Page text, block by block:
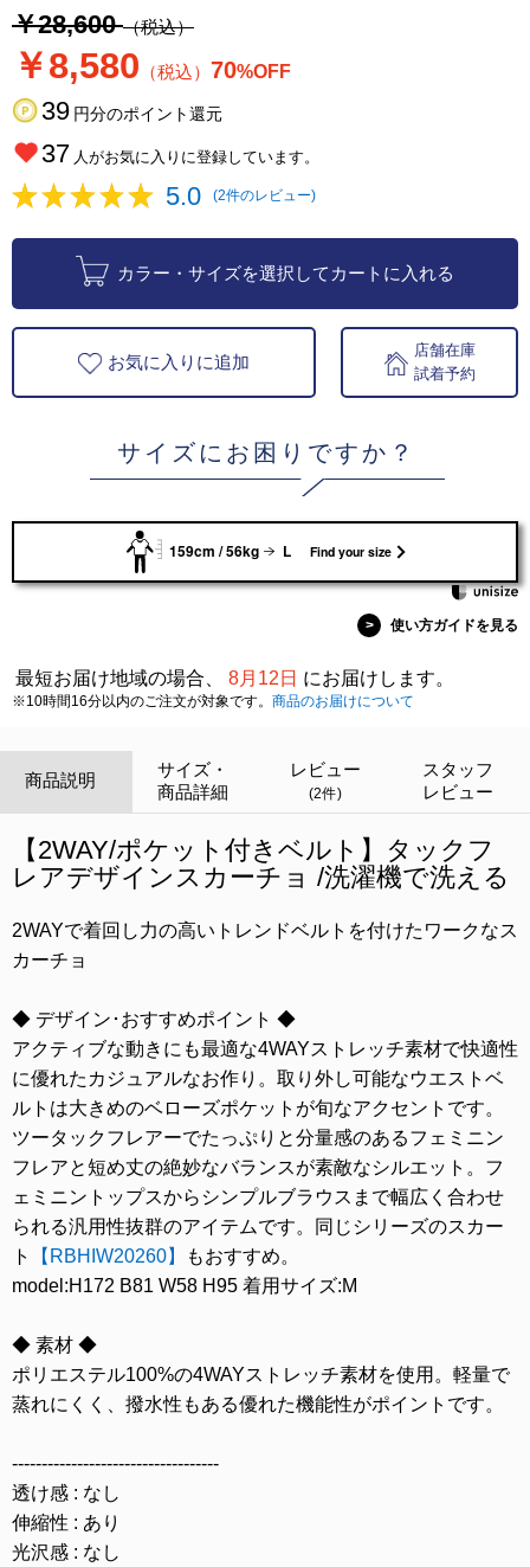
￥28,600（税込）
￥8,580 （税込） 70%OFF
39 円分のポイント還元
37 人がお気に入りに登録しています。
5.0 (2件のレビュー)
カラー・サイズを選択してカートに入れる
お気に入りに追加
店舗在庫
試着予約
サイズにお困りですか？
159cm / 56kg L Find your size
> 使い方ガイドを見る
最短お届け地域の場合、 8月12日 にお届けします。
※10時間16分以内のご注文が対象です。 商品のお届けについて
商品説明
サイズ・
商品詳細
レビュー
(2件)
スタッフ
レビュー
【2WAY/ポケット付きベルト】タックフ
レアデザインスカーチョ /洗濯機で洗える
2WAYで着回し力の高いトレンドベルトを付けたワークなス
カーチョ
◆ デザイン･おすすめポイント ◆
アクティブな動きにも最適な4WAYストレッチ素材で快適性
に優れたカジュアルなお作り。取り外し可能なウエストベ
ルトは大きめのベローズポケットが旬なアクセントです。
ツータックフレアーでたっぷりと分量感のあるフェミニン
フレアと短め丈の絶妙なバランスが素敵なシルエット。フ
ェミニントップスからシンプルブラウスまで幅広く合わせ
られる汎用性抜群のアイテムです。同じシリーズのスカー
ト
【RBHIW20260】
もおすすめ。
model:H172 B81 W58 H95 着用サイズ:M
◆ 素材 ◆
ポリエステル100%の4WAYストレッチ素材を使用。軽量で
蒸れにくく、撥水性もある優れた機能性がポイントです。
-----------------------------------
透け感 : なし
伸縮性 : あり
光沢感 : なし